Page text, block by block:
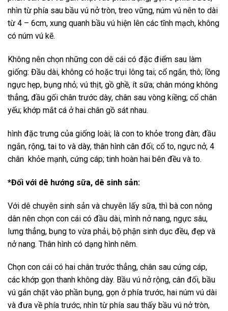
nhìn từ phía sau bầu vú nở tròn, treo vững, núm vú nên to dài
từ 4 – 6cm, xung quanh bầu vú hiện lên các tĩnh mạch, không
có núm vú kẽ.
Không nên chọn những con dê cái có đặc điểm sau làm
giống: Đầu dài, không có hoặc trụi lông tai; cổ ngắn, thô; lồng
ngực hẹp, bụng nhỏ; vú thịt, gồ ghề, ít sữa; chân móng không
thẳng, đầu gối chân trước dày, chân sau vòng kiềng; cổ chân
yếu; khớp mắt cá ở hai chân gồ sát nhau.
hình đặc trưng của giống loài; là con to khỏe trong đàn; đầu
ngắn, rộng, tai to và dày, thân hình cân đối; cổ to, ngực nở, 4
chân khỏe mạnh, cứng cáp; tinh hoàn hai bên đều và to.
*Đối với dê hướng sữa, dê sinh sản:
Với dê chuyên sinh sản và chuyên lấy sữa, thì bà con nông
dân nên chọn con cái có đầu dài, mình nở nang, ngực sâu,
lưng thẳng, bụng to vừa phải, bộ phận sinh dục đều, đẹp và
nở nang. Thân hình có dạng hình nêm.
Chọn con cái có hai chân trước thẳng, chân sau cứng cáp,
các khớp gọn thanh không dày. Bầu vú nở rộng, cân đối, bầu
vú gắn chặt vào phần bụng, gọn ở phía trước, hai núm vú dài
và đưa về phía trước, nhìn từ phía sau thấy bầu vú nở tròn,